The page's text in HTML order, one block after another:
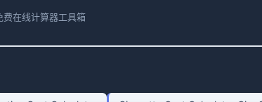
在线计算器工具箱